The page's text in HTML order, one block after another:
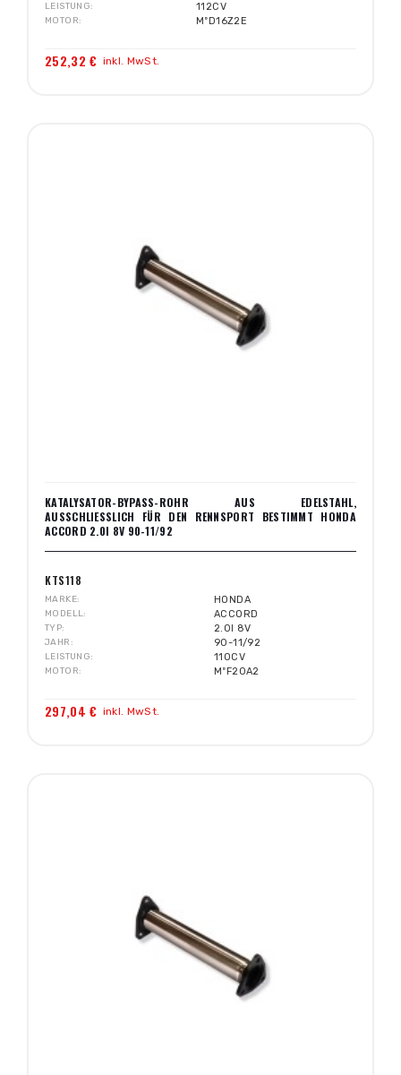
LEISTUNG 112CV
MOTOR MºD16Z2E
252,32 € inkl. MwSt.
KATALYSATOR-BYPASS-ROHR AUS EDELSTAHL,
AUSSCHLIESSLICH FÜR DEN RENNSPORT BESTIMMT HONDA A
CCORD 2.0I 8V 90-11/92
KTS118
MARKE HONDA
MODELL ACCORD
TYP 2.0I 8V
JAHR 90-11/92
LEISTUNG 110CV
MOTOR MºF20A2
297,04 € inkl. MwSt.